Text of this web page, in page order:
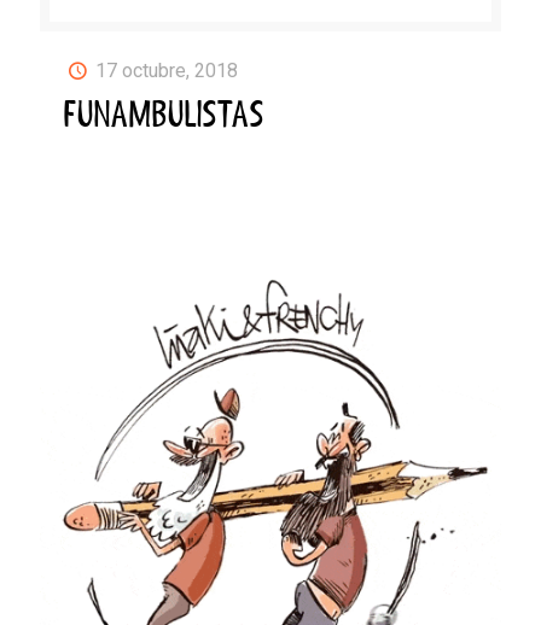
17 octubre, 2018
FUNAMBULISTAS